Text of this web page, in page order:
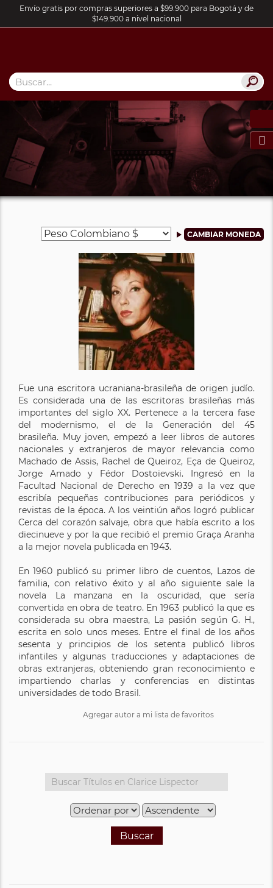
Envío gratis por compras superiores a $99.900 para Bogotá y de
$149.900 a nivel nacional

Fue una escritora ucraniana-brasileña de origen judío.
Es considerada una de las escritoras brasileñas más
importantes del siglo XX. Pertenece a la tercera fase
del modernismo, el de la Generación del 45
brasileña. Muy joven, empezó a leer libros de autores
nacionales y extranjeros de mayor relevancia como
Machado de Assis, Rachel de Queiroz, Eça de Queiroz,
Jorge Amado y Fédor Dostoievski. Ingresó en la
Facultad Nacional de Derecho en 1939 a la vez que
escribía pequeñas contribuciones para periódicos y
revistas de la época. A los veintiún años logró publicar
Cerca del corazón salvaje, obra que había escrito a los
diecinueve y por la que recibió el premio Graça Aranha
a la mejor novela publicada en 1943.
En 1960 publicó su primer libro de cuentos, Lazos de
familia, con relativo éxito y al año siguiente sale la
novela La manzana en la oscuridad, que sería
convertida en obra de teatro. En 1963 publicó la que es
considerada su obra maestra, La pasión según G. H.,
escrita en solo unos meses. Entre el final de los años
sesenta y principios de los setenta publicó libros
infantiles y algunas traducciones y adaptaciones de
obras extranjeras, obteniendo gran reconocimiento e
impartiendo charlas y conferencias en distintas
universidades de todo Brasil.
Agregar autor a mi lista de favoritos
Buscar